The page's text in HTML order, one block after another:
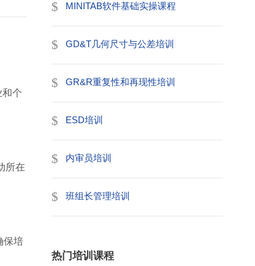
个
所在
保培
MINITAB软件基础实操课程
GD&T几何尺寸与公差培训
GR&R重复性和再现性培训
ESD培训
内审员培训
班组长管理培训
热门培训课程